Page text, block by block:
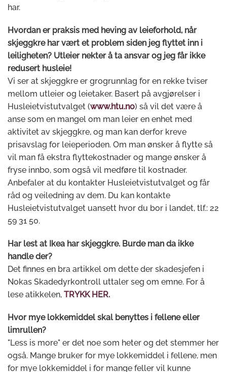
har.
Hvordan er praksis med heving av leieforhold, når
skjeggkre har vært et problem siden jeg flyttet inn i
leiligheten? Utleier nekter å ta ansvar og jeg får ikke
redusert husleie!
Vi ser at skjeggkre er grogrunnlag for en rekke tviser
mellom utleier og leietaker. Basert på avgjørelser i
Husleietvistutvalget (www.htu.no) så vil det være å
anse som en mangel om man leier en enhet med
aktivitet av skjeggkre, og man kan derfor kreve
prisavslag for leieperioden. Om man ønsker å flytte så
vil man få ekstra flyttekostnader og mange ønsker å
fryse innbo, som også vil medføre til kostnader.
Anbefaler at du kontakter Husleietvistutvalget og får
råd og veiledning av dem. Du kan kontakte
Husleietvistutvalget uansett hvor du bor i landet, tlf.: 22
59 31 50.
Har lest at Ikea har skjeggkre. Burde man da ikke
handle der?
Det finnes en bra artikkel om dette der skadesjefen i
Nokas Skadedyrkontroll uttaler seg om emne. For å
lese atikkelen, TRYKK HER.
Hvor mye lokkemiddel skal benyttes i fellene eller
limrullen?
"Less is more" er det noe som heter og det stemmer her
også. Mange bruker for mye lokkemiddel i fellene, men
for mye lokkemiddel i for mange feller vil kunne